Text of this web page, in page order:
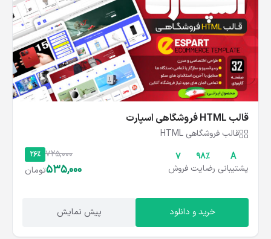
قالب HTML فروشگاهی اسپارت
قالب فروشگاهی HTML
A
پشتیبانی
۹۸%
رضایت
۷
فروش
26% 725,000
535,000تومان
خرید و دانلود پیش نمایش